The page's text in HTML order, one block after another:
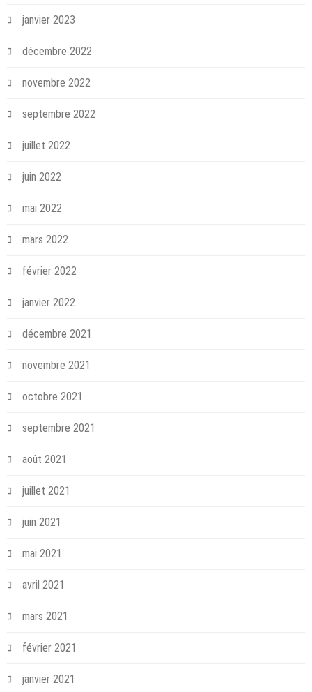
janvier 2023
décembre 2022
novembre 2022
septembre 2022
juillet 2022
juin 2022
mai 2022
mars 2022
février 2022
janvier 2022
décembre 2021
novembre 2021
octobre 2021
septembre 2021
août 2021
juillet 2021
juin 2021
mai 2021
avril 2021
mars 2021
février 2021
janvier 2021